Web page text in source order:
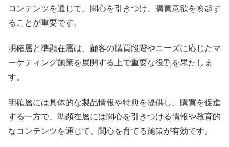
コンテンツを通じて、関心を引きつけ、購買意欲を喚起す
ることが重要です。
明確層と準顕在層は、顧客の購買段階やニーズに応じたマ
ーケティング施策を展開する上で重要な役割を果たしま
す。
明確層には具体的な製品情報や特典を提供し、購買を促進
する一方で、準顕在層には関心を引きつける情報や教育的
なコンテンツを通じて、関心を育てる施策が有効です。